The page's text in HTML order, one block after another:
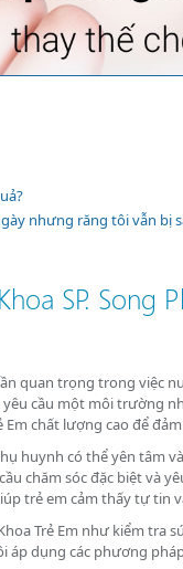
nhưng răng tôi vẫn bị
SP.
quan trọng trong việc
cầu một môi trường
chất lượng cao để
huynh có thể yên
chăm sóc đặc biệt và
trẻ em cảm thấy tự tin
Trẻ Em như kiểm tra
dụng các phương